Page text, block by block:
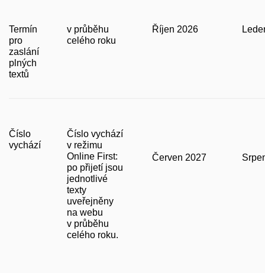
Termín
pro
zaslání
plných
textů
v průběhu
celého roku
Říjen 2026
Číslo
vychází
Číslo vychází
v režimu
Online First:
po přijetí jsou
jednotlivé
texty
uveřejněny
na webu
v průběhu
celého roku.
Červen 2027